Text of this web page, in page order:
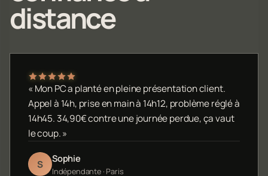
distance
« Mon PC a planté en pleine présentation client.
Appel à 14h, prise en main à 14h12, problème réglé à
14h45. 34,90€ contre une journée perdue, ça vaut
le coup. »
S Sophie
Indépendante · Paris